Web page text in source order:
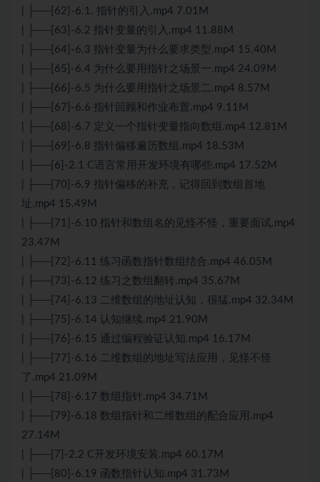
| ├──[62]-6.1. 指针的引入.mp4 7.01M
| ├──[63]-6.2 指针变量的引入.mp4 11.88M
| ├──[64]-6.3 指针变量为什么要求类型.mp4 15.40M
| ├──[65]-6.4 为什么要用指针之场景一.mp4 24.09M
| ├──[66]-6.5 为什么要用指针之场景二.mp4 8.57M
| ├──[67]-6.6 指针回顾和作业布置.mp4 9.11M
| ├──[68]-6.7 定义一个指针变量指向数组.mp4 12.81M
| ├──[69]-6.8 指针偏移遍历数组.mp4 18.53M
| ├──[6]-2.1 C语言常用开发环境有哪些.mp4 17.52M
| ├──[70]-6.9 指针偏移的补充，记得回到数组首地
址.mp4 15.49M
| ├──[71]-6.10 指针和数组名的见怪不怪，重要面试.mp4
23.47M
| ├──[72]-6.11 练习函数指针数组结合.mp4 46.05M
| ├──[73]-6.12 练习之数组翻转.mp4 35.67M
| ├──[74]-6.13 二维数组的地址认知，很猛.mp4 32.34M
| ├──[75]-6.14 认知继续.mp4 21.90M
| ├──[76]-6.15 通过编程验证认知.mp4 16.17M
| ├──[77]-6.16 二维数组的地址写法应用，见怪不怪
了.mp4 21.09M
| ├──[78]-6.17 数组指针.mp4 34.71M
| ├──[79]-6.18 数组指针和二维数组的配合应用.mp4
27.14M
| ├──[7]-2.2 C开发环境安装.mp4 60.17M
| ├──[80]-6.19 函数指针认知.mp4 31.73M